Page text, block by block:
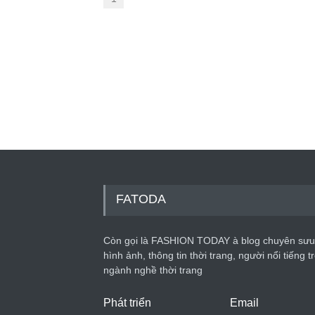
FATODA
Còn gọi là FASHION TODAY à blog chuyên
hình ảnh, thông tin thời trang, người nổi tiếng
ngành nghề thời trang
Phát triển Email